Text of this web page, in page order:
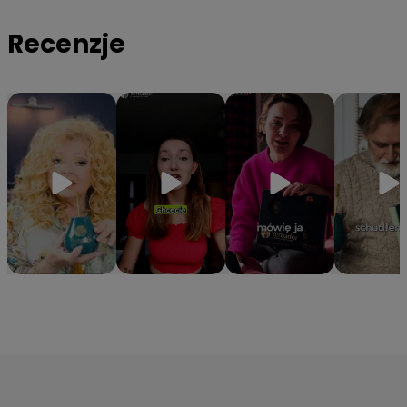
takie jak magnez, potas i cynk.
gwarantuje, że yerba zachowa 100% aromatu i świeżości od
pierwszego do ostatniego otwarcia.
Recenzje